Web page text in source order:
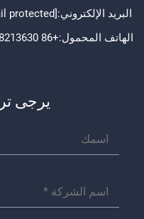
البريد الإلكتروني:[email protected]
الهاتف المحمول:+86 15068213630
يرجى